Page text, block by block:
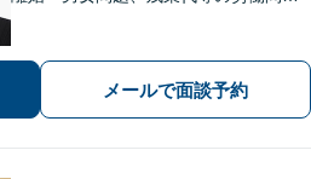
頼者様と共に歩みます。お一人で悩ま
ず是非ご相談ください。
メールで面談予約